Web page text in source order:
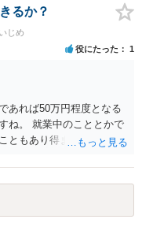
は変わってきます。
られない可能性がござい
いるのにもかかわらず支
ので請求可能かと存じま
時間外労働があったこと
るかと存じます。 ④パワ
内容によって判断が分か
等を確認する必要がある
る意思がないのであれば
な解雇である場合には解
答としては以上になりま
寄りの法律事務所にご相
応をしていただくことが
るか？
じめ
役にたった 1
あれば50万円程度となる
ね。 就業中のこととかで
ともあり得ます。